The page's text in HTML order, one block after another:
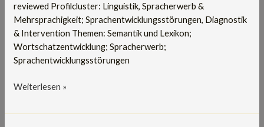
reviewed Profilcluster: Linguistik, Spracherwerb &
Mehrsprachigkeit; Sprachentwicklungsstörungen, Diagnostik
& Intervention Themen: Semantik und Lexikon;
Wortschatzentwicklung; Spracherwerb;
Sprachentwicklungsstörungen
Weiterlesen »